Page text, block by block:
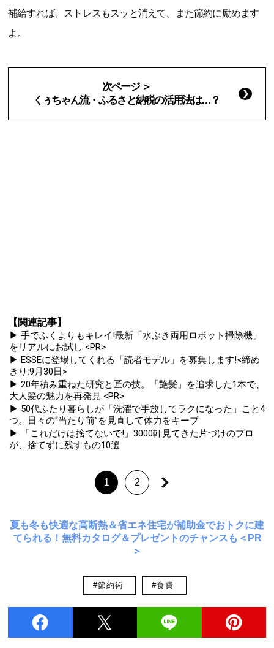
補給すれば、ストレスもスッと消えて、また節約に励めます
よ。
次ページ ＞
くぅちゃん流・ふるさと納税の活用法は…？
【関連記事】
▶ 手でふくよりもキレイ!最新「水ぶき両用ロボット掃除機」
をリアルにお試し <PR>
▶ ESSEに登場してくれる「読者モデル」を募集します!<締め
きり:9月30日>
▶ 20年積み重ねた研究と匠の技。「艶髪」を追求した1本で、
大人髪の魅力を再発見 <PR>
▶ 50代ふたり暮らしが「洗濯で手放してラクになった」こと4
つ。日々の“当たり前”を見直して体力をキープ
▶ 「これだけは捨てないで!」3000軒見てきた片づけのプロ
が、捨てずに残すもの10選
1 2
夏も冬も快適な高断熱＆省エネ住宅が補助金でおトクに建
てられる！無料カタログ＆プレゼントのチャンスも＜PR
＞
#節約術 #食費